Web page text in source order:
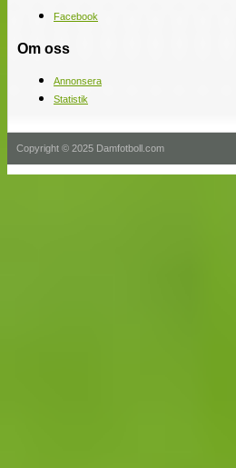
Facebook
Om oss
Annonsera
Statistik
Copyright © 2025 Damfotboll.com